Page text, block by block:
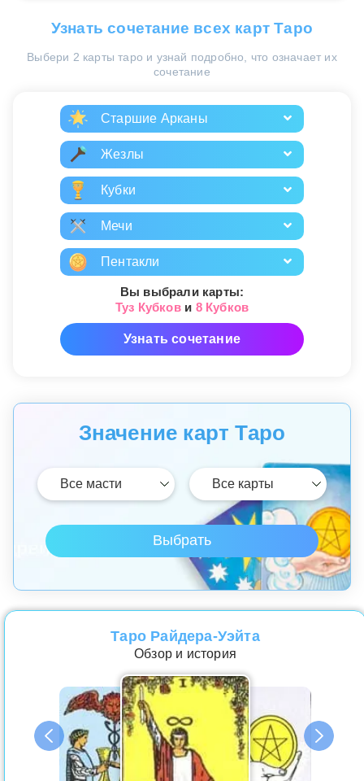
Узнать сочетание всех карт Таро
Выбери 2 карты таро и узнай подробно, что означает их
сочетание
Старшие Арканы
Жезлы
Кубки
Мечи
Пентакли
Вы выбрали карты:
Туз Кубкови 8 Кубков
Узнать сочетание
Значение карт Таро
Таро Райдера-Уэйта
Обзор и история